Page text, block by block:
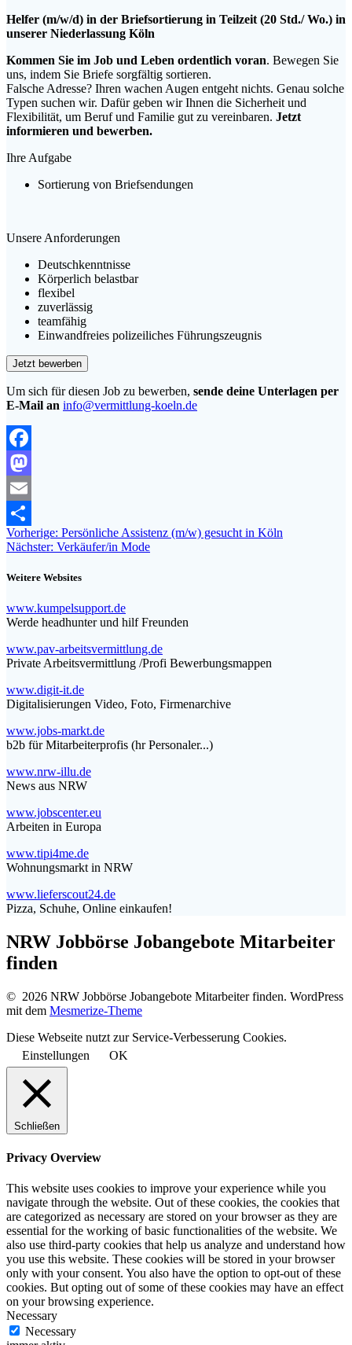
Helfer (m/w/d) in der Briefsortierung in Teilzeit (20 Std./ Wo.) in
unserer Niederlassung Köln
Kommen Sie im Job und Leben ordentlich voran. Bewegen Sie
uns, indem Sie Briefe sorgfältig sortieren.
Falsche Adresse? Ihren wachen Augen entgeht nichts. Genau solche
Typen suchen wir. Dafür geben wir Ihnen die Sicherheit und
Flexibilität, um Beruf und Familie gut zu vereinbaren. Jetzt
informieren und bewerben.
Ihre Aufgabe
Sortierung von Briefsendungen
Unsere Anforderungen
Deutschkenntnisse
Körperlich belastbar
flexibel
zuverlässig
teamfähig
Einwandfreies polizeiliches Führungszeugnis
Um sich für diesen Job zu bewerben, sende deine Unterlagen per
E-Mail an info@vermittlung-koeln.de
Facebook
Mastodon
Email
Teilen
Beitragsnavigation
Vorherige: Vorheriger
Beitrag:
Persönliche Assistenz (m/w) gesucht in Köln
Nächster: Nächster
Verkäufer/in Mode
Weitere Websites
www.kumpelsupport.de
Werde headhunter und hilf Freunden
www.pav-arbeitsvermittlung.de
Private Arbeitsvermittlung /Profi Bewerbungsmappen
www.digit-it.de
Digitalisierungen Video, Foto, Firmenarchive
www.jobs-markt.de
b2b für Mitarbeiterprofis (hr Personaler...)
www.nrw-illu.de
News aus NRW
www.jobscenter.eu
Arbeiten in Europa
www.tipi4me.de
Wohnungsmarkt in NRW
www.lieferscout24.de
Pizza, Schuhe, Online einkaufen!
NRW Jobbörse Jobangebote Mitarbeiter
finden
© 2026 NRW Jobbörse Jobangebote Mitarbeiter finden. WordPress
mit dem Mesmerize-Theme
Diese Webseite nutzt zur Service-Verbesserung Cookies.
Einstellungen
OK
Schließen
Privacy Overview
This website uses cookies to improve your experience while you
navigate through the website. Out of these cookies, the cookies that
are categorized as necessary are stored on your browser as they are
essential for the working of basic functionalities of the website. We
also use third-party cookies that help us analyze and understand how
you use this website. These cookies will be stored in your browser
only with your consent. You also have the option to opt-out of these
cookies. But opting out of some of these cookies may have an effect
on your browsing experience.
Necessary
Necessary